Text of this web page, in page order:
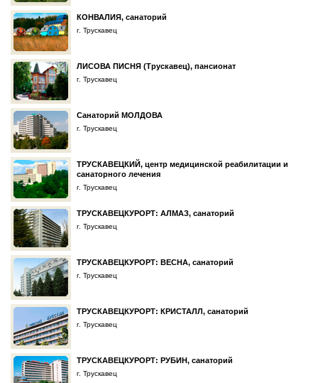
КОНВАЛИЯ, санаторий
г. Трускавец
ЛИСОВА ПИСНЯ (Трускавец), пансионат
г. Трускавец
Санаторий МОЛДОВА
г. Трускавец
ТРУСКАВЕЦКИЙ, центр медицинской реабилитации и
санаторного лечения
г. Трускавец
ТРУСКАВЕЦКУРОРТ: АЛМАЗ, санаторий
г. Трускавец
ТРУСКАВЕЦКУРОРТ: ВЕСНА, санаторий
г. Трускавец
ТРУСКАВЕЦКУРОРТ: КРИСТАЛЛ, санаторий
г. Трускавец
ТРУСКАВЕЦКУРОРТ: РУБИН, санаторий
г. Трускавец